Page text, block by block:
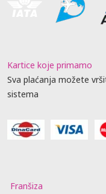
Kartice koje primamo
Sva plaćanja možete
sistema
Franšiza